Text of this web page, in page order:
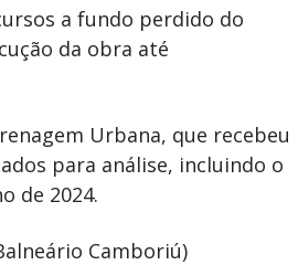
a fundo perdido do
da obra até
Urbana, que recebeu
para análise, incluindo o
de 2024.
Camboriú)